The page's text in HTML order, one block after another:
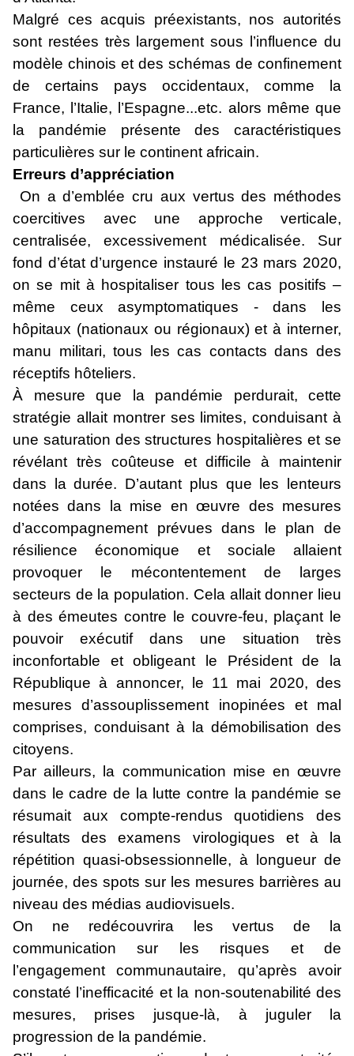
Malgré ces acquis préexistants, nos autorités
sont restées très largement sous l’influence du
modèle chinois et des schémas de confinement
de certains pays occidentaux, comme la
France, l’Italie, l’Espagne...etc. alors même que
la pandémie présente des caractéristiques
particulières sur le continent africain.
Erreurs d’appréciation
On a d’emblée cru aux vertus des méthodes
coercitives avec une approche verticale,
centralisée, excessivement médicalisée. Sur
fond d’état d’urgence instauré le 23 mars 2020,
on se mit à hospitaliser tous les cas positifs –
même ceux asymptomatiques - dans les
hôpitaux (nationaux ou régionaux) et à interner,
manu militari, tous les cas contacts dans des
réceptifs hôteliers.
À mesure que la pandémie perdurait, cette
stratégie allait montrer ses limites, conduisant à
une saturation des structures hospitalières et se
révélant très coûteuse et difficile à maintenir
dans la durée. D’autant plus que les lenteurs
notées dans la mise en œuvre des mesures
d’accompagnement prévues dans le plan de
résilience économique et sociale allaient
provoquer le mécontentement de larges
secteurs de la population. Cela allait donner lieu
à des émeutes contre le couvre-feu, plaçant le
pouvoir exécutif dans une situation très
inconfortable et obligeant le Président de la
République à annoncer, le 11 mai 2020, des
mesures d’assouplissement inopinées et mal
comprises, conduisant à la démobilisation des
citoyens.
Par ailleurs, la communication mise en œuvre
dans le cadre de la lutte contre la pandémie se
résumait aux compte-rendus quotidiens des
résultats des examens virologiques et à la
répétition quasi-obsessionnelle, à longueur de
journée, des spots sur les mesures barrières au
niveau des médias audiovisuels.
On ne redécouvrira les vertus de la
communication sur les risques et de
l’engagement communautaire, qu’après avoir
constaté l’inefficacité et la non-soutenabilité des
mesures, prises jusque-là, à juguler la
progression de la pandémie.